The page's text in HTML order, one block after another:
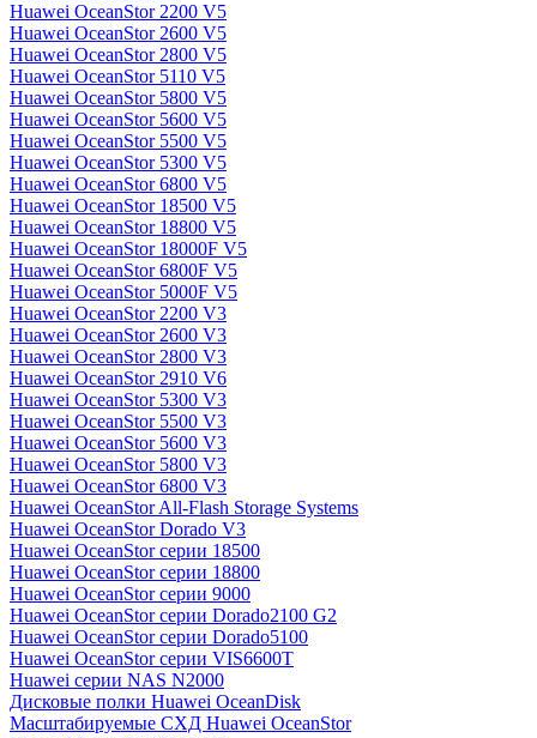
Huawei OceanStor 2200 V5
Huawei OceanStor 2600 V5
Huawei OceanStor 2800 V5
Huawei OceanStor 5110 V5
Huawei OceanStor 5800 V5
Huawei OceanStor 5600 V5
Huawei OceanStor 5500 V5
Huawei OceanStor 5300 V5
Huawei OceanStor 6800 V5
Huawei OceanStor 18500 V5
Huawei OceanStor 18800 V5
Huawei OceanStor 18000F V5
Huawei OceanStor 6800F V5
Huawei OceanStor 5000F V5
Huawei OceanStor 2200 V3
Huawei OceanStor 2600 V3
Huawei OceanStor 2800 V3
Huawei OceanStor 2910 V6
Huawei OceanStor 5300 V3
Huawei OceanStor 5500 V3
Huawei OceanStor 5600 V3
Huawei OceanStor 5800 V3
Huawei OceanStor 6800 V3
Huawei OceanStor All-Flash Storage Systems
Huawei OceanStor Dorado V3
Huawei OceanStor серии 18500
Huawei OceanStor серии 18800
Huawei OceanStor серии 9000
Huawei OceanStor серии Dorado2100 G2
Huawei OceanStor серии Dorado5100
Huawei OceanStor серии VIS6600T
Huawei серии NAS N2000
Дисковые полки Huawei OceanDisk
Масштабируемые СХД Huawei OceanStor